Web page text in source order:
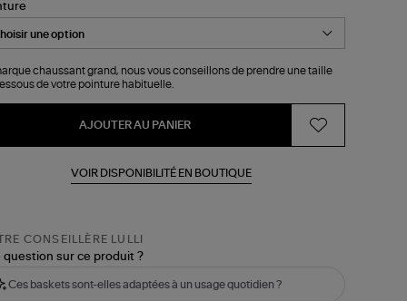
chaussant grand, nous vous conseillons de prendre une taille
de votre pointure habituelle.
AJOUTER AU PANIER
VOIR DISPONIBILITÉ EN BOUTIQUE
CONSEILLÈRE LULLI
question sur ce produit ?
Ces baskets sont-elles adaptées à un usage quotidien ?